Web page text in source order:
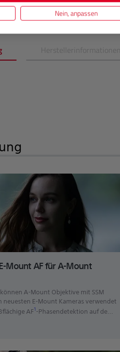
Herstellerinformationen
Mount AF für A-Mount
A-Mount Objektive mit SSM
neuesten E-Mount Kameras verwendet
AF1-Phasendetektion auf de...
Nein, anpassen